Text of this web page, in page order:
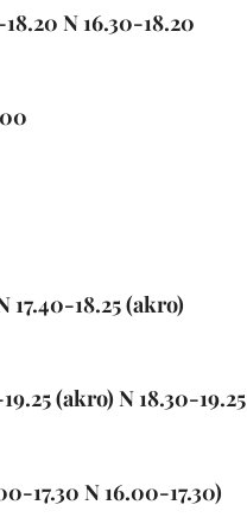
N 16.30-18.20
N 17.40-18.25 (akro)
(akro) N 18.30-19.25
17.30 N 16.00-17.30)